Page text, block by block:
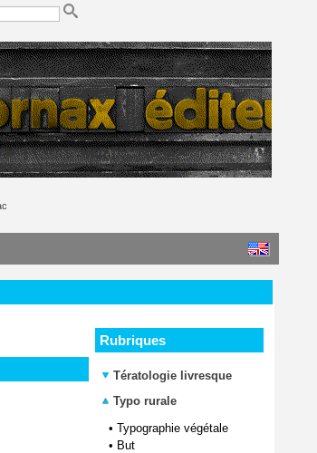
Rubriques
Tératologie livresque
Typo rurale
• Typographie végétale
• But